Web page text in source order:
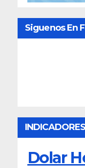
Siguenos En
Dolar